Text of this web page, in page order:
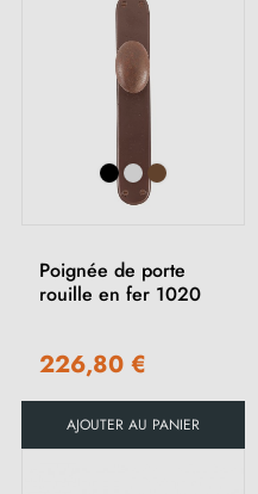
Poignée de porte
rouille en fer 1020
226,80 €
AJOUTER AU PANIER